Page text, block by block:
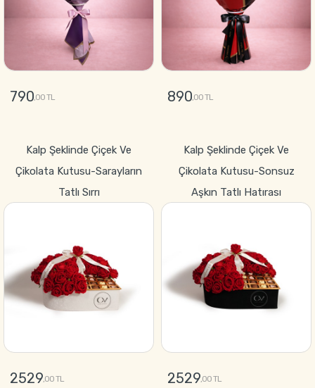
790,00 TL 890,00 TL
Kalp Şeklinde Çiçek Ve
Çikolata Kutusu-Sarayların
Tatlı Sırrı
2529,00 TL
Kalp Şeklinde Çiçek Ve
Çikolata Kutusu-Sonsuz
Aşkın Tatlı Hatırası
2529,00 TL